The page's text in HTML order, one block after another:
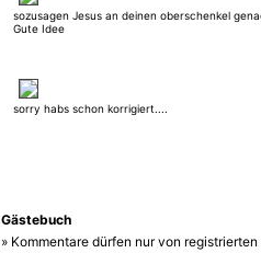
sozusagen Jesus an deinen oberschenkel
Gute Idee
sorry habs schon korrigiert....
Gästebuch
» Kommentare dürfen nur von